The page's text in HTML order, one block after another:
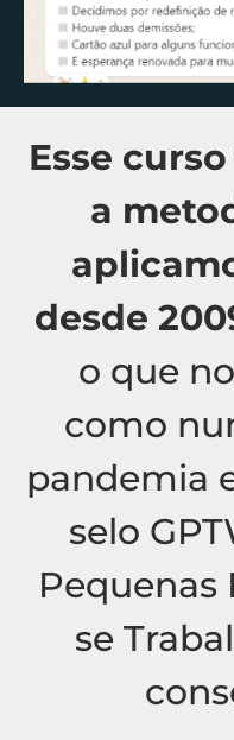
Esse
a
desde
o que
como
pandemia
selo
Pequenas
se